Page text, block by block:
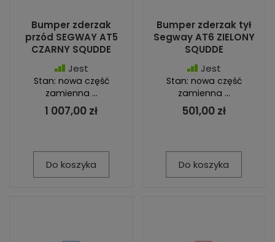
Bumper zderzak
przód SEGWAY AT5
CZARNY SQUDDE
Jest
Stan: nowa część
zamienna ...
1 007,00 zł
Do koszyka
Bumper zderzak tył
Segway AT6 ZIELONY
SQUDDE
Jest
Stan: nowa część
zamienna ...
501,00 zł
Do koszyka